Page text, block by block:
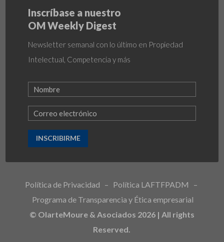
Inscríbase a nuestro
OM Weekly Digest
Newsletter semanal con lo último en Propiedad
Intelectual, Competencia y más
INSCRIBIRME
Política de Privacidad – Política LAFTFPADM
–
Programa de Transparencia y Ética empresarial
© OlarteMoure & Asociados 2026 | All rights
Reserved.